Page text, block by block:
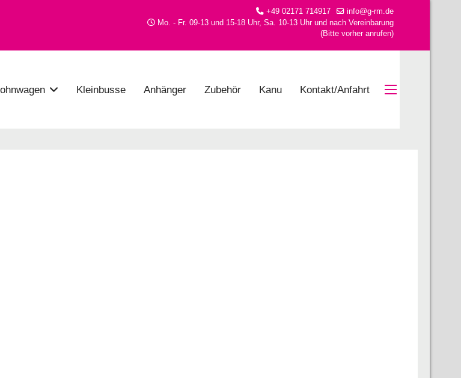
+49 02171 714917
info@g-rm.de
Mo. - Fr. 09-13 und 15-18 Uhr, Sa. 10-13 Uhr und nach Vereinbarung
(Bitte vorher anrufen)
Kleinbusse Anhänger Zubehör Kanu Kontakt/Anfahrt